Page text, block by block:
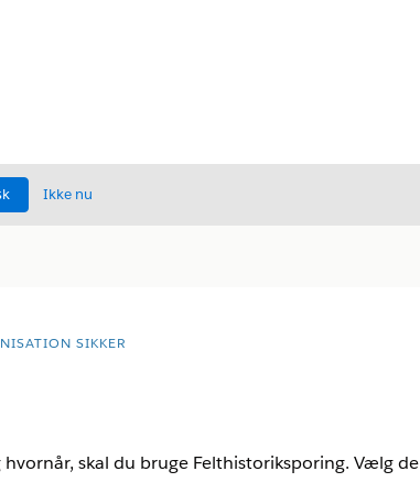
Ikke nu
SIKKER
skal du bruge Felthistoriksporing. Vælg de